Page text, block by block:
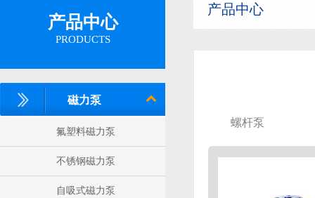
产品中心
PRODUCTS
磁力泵
氟塑料磁力泵
不锈钢磁力泵
自吸式磁力泵
产品中心
螺杆泵